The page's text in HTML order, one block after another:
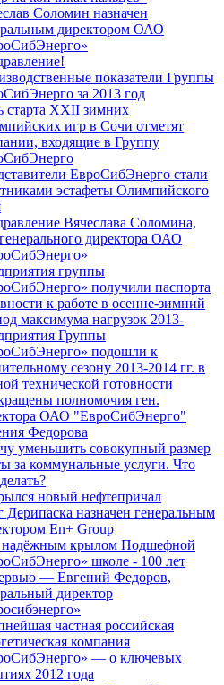
Соломин назначен
директором ОАО
показатели Группы
за 2013 год
старта XXII зимних
игр в Сочи отметят
входящие в Группу
ЕвроСибЭнерго стали
эстафеты Олимпийского
Вячеслава Соломина,
директора ОАО
группы
получили паспорта
к работе в осенне-зимний
максимума нагрузок 2013-
Группы
подошли к
сезону 2013-2014 гг. в
технической готовности
полномочия ген.
ОАО "ЕвроСибЭнерго"
Федорова
уменьшить совокупный размер
за коммунальные услуги. Что
новый нефтепричал
Дерипаска назначен генеральным
En+ Group
крылом Подшефной
школе - 100 лет
— Евгений Федоров,
директор
частная российская
компания
— о ключевых
2012 года